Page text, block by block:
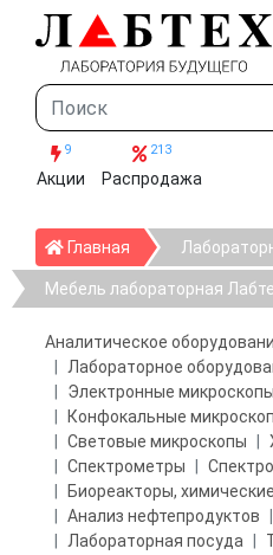
9
Акции
213
Распродажа
Главная Главная
Мебель лабораторная
Аналитическое
Лабораторное
Электронные микроскопы
Конфокальные
Световые микроскопы
Спектрометры
Биореакторы,
Анализ нефтепродуктов
Лабораторная посуда